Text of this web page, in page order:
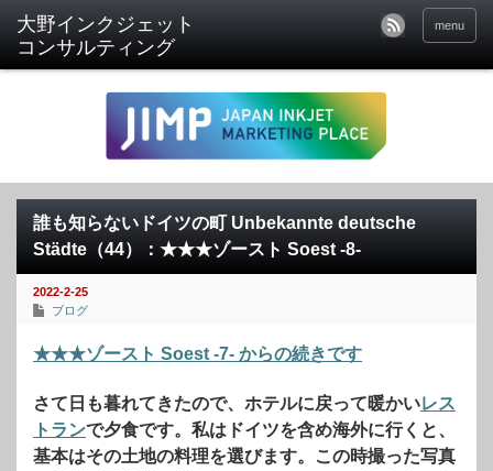
menu
誰も知らないドイツの町 Unbekannte deutsche
Städte（44）：★★★ゾースト Soest -8-
2022-2-25
ブログ
★★★ゾースト Soest -7- からの続きです
さて日も暮れてきたので、ホテルに戻って暖かいレス
トランで夕食です。私はドイツを含め海外に行くと、
基本はその土地の料理を選びます。この時撮った写真